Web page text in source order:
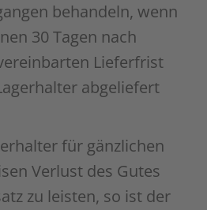
behandeln, wenn
30 Tagen nach
Lieferfrist
abgeliefert
für gänzlichen
Verlust des Gutes
zu leisten, so ist der